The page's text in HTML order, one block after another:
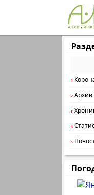
1
2 Архив
3
4
5